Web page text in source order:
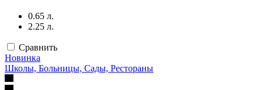
0.65 л.
2.25 л.
Сравнить
Новинка
Школы, Больницы, Сады, Рестораны